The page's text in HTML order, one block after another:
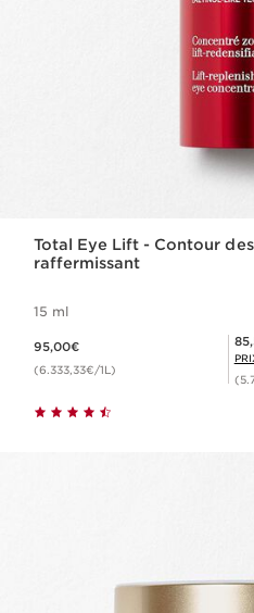
Total Eye Lift - Contour
raffermissant
15 ml
95,00€
(6.333,33€/1L)
Prix Club